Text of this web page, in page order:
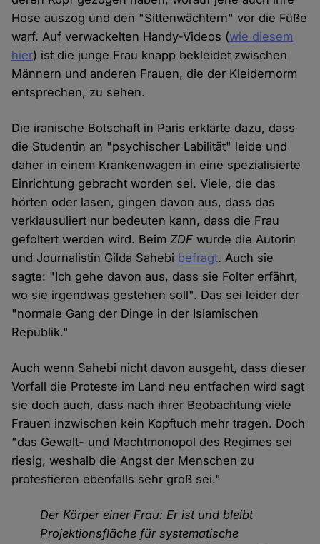
Hose auszog und den "Sittenwächtern" vor die Füße
warf. Auf verwackelten Handy-Videos (wie diesem
hier) ist die junge Frau knapp bekleidet zwischen
Männern und anderen Frauen, die der Kleidernorm
entsprechen, zu sehen.
Die iranische Botschaft in Paris erklärte dazu, dass
die Studentin an "psychischer Labilität" leide und
daher in einem Krankenwagen in eine spezialisierte
Einrichtung gebracht worden sei. Viele, die das
hörten oder lasen, gingen davon aus, dass das
verklausuliert nur bedeuten kann, dass die Frau
gefoltert werden wird. BeimZDF wurde die Autorin
und Journalistin Gilda Sahebi befragt. Auch sie
sagte: "Ich gehe davon aus, dass sie Folter erfährt,
wo sie irgendwas gestehen soll". Das sei leider der
"normale Gang der Dinge in der Islamischen
Republik."
Auch wenn Sahebi nicht davon ausgeht, dass dieser
Vorfall die Proteste im Land neu entfachen wird sagt
sie doch auch, dass nach ihrer Beobachtung viele
Frauen inzwischen kein Kopftuch mehr tragen. Doch
"das Gewalt- und Machtmonopol des Regimes sei
riesig, weshalb die Angst der Menschen zu
protestieren ebenfalls sehr groß sei."
Der Körper einer Frau: Er ist und bleibt
Projektionsfläche für systematische